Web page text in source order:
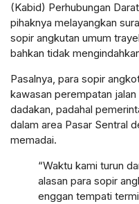
(Kabid) Perhubungan
pihaknya melayangkan
sopir angkutan umum
bahkan tidak
Pasalnya, para sopir
kawasan perempatan
dadakan, padahal
dalam area Pasar Sentral
memadai.
“Waktu kami turun
alasan para sopir
enggan tempati